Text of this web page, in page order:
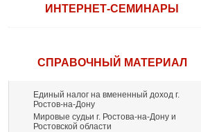
ИНТЕРНЕТ-СЕМИНАРЫ
СПРАВОЧНЫЙ МАТЕРИАЛ
Единый налог на вмененный доход г.
Ростов-на-Дону
Мировые судьи г. Ростова-на-Дону и
Ростовской области